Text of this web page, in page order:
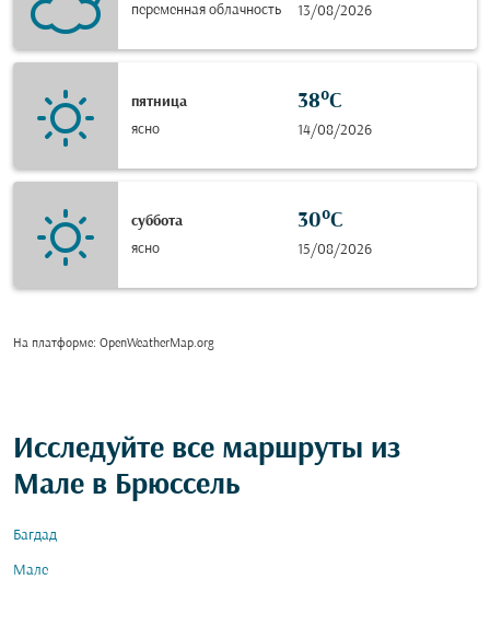
переменная облачность
13/08/2026
пятница
ясно
38°C
14/08/2026
суббота
ясно
30°C
15/08/2026
На платформе: OpenWeatherMap.org
Исследуйте все маршруты из
Мале в Брюссель
Багдад
Мале